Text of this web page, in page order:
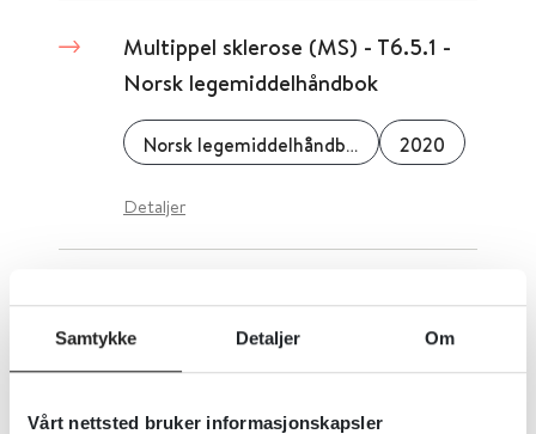
Samtykke Detaljer Om
Vårt nettsted bruker informasjonskapsler
Multippel sklerose (MS) - T6.5.1 -
Norsk legemiddelhåndbok
Norsk legemiddelhåndbok 2020
Detaljer
MS-veileder